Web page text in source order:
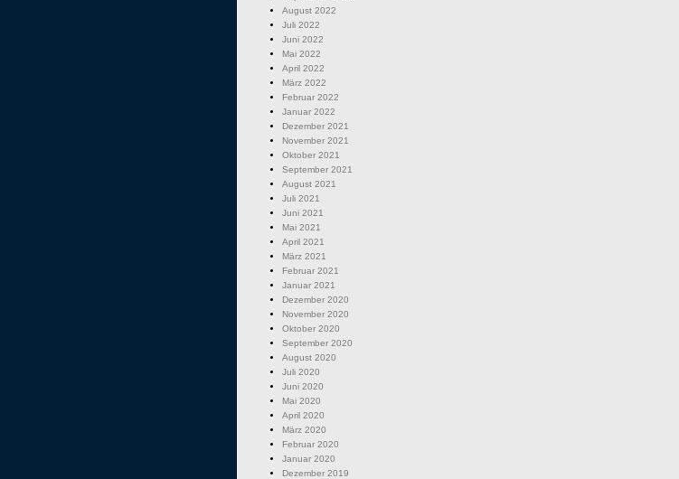
August 2022
Juli 2022
Juni 2022
Mai 2022
April 2022
März 2022
Februar 2022
Januar 2022
Dezember 2021
November 2021
Oktober 2021
September 2021
August 2021
Juli 2021
Juni 2021
Mai 2021
April 2021
März 2021
Februar 2021
Januar 2021
Dezember 2020
November 2020
Oktober 2020
September 2020
August 2020
Juli 2020
Juni 2020
Mai 2020
April 2020
März 2020
Februar 2020
Januar 2020
Dezember 2019